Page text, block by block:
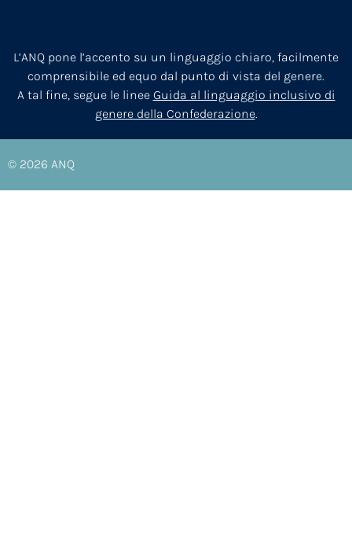
L’ANQ pone l’accento su un linguaggio chiaro, facilmente
comprensibile ed equo dal punto di vista del genere.
A tal fine, segue le linee Guida al linguaggio inclusivo di
genere della Confederazione.
© 2026 ANQ